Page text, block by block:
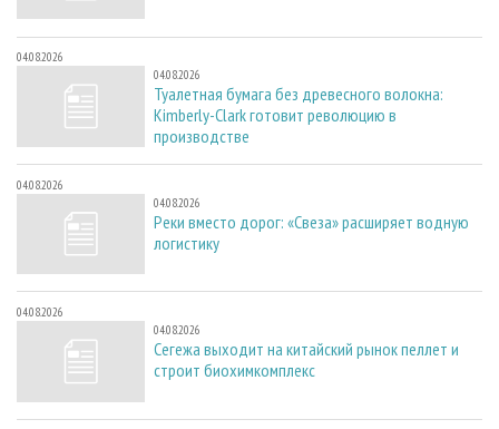
04.08.2026
04.08.2026
Туалетная бумага без древесного волокна:
Kimberly-Clark готовит революцию в
производстве
04.08.2026
04.08.2026
Реки вместо дорог: «Свеза» расширяет водную
логистику
04.08.2026
04.08.2026
Сегежа выходит на китайский рынок пеллет и
строит биохимкомплекс